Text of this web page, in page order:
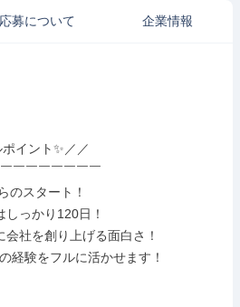
応募について 企業情報
イント✨／／
￣￣￣￣￣￣￣
のスタート！
っかり120日！
社を創り上げる面白さ！
経験をフルに活かせます！